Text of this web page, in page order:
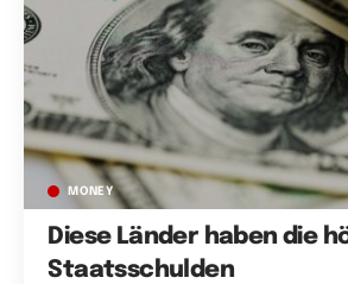
MONEY
Diese Länder haben die
Staatsschulden